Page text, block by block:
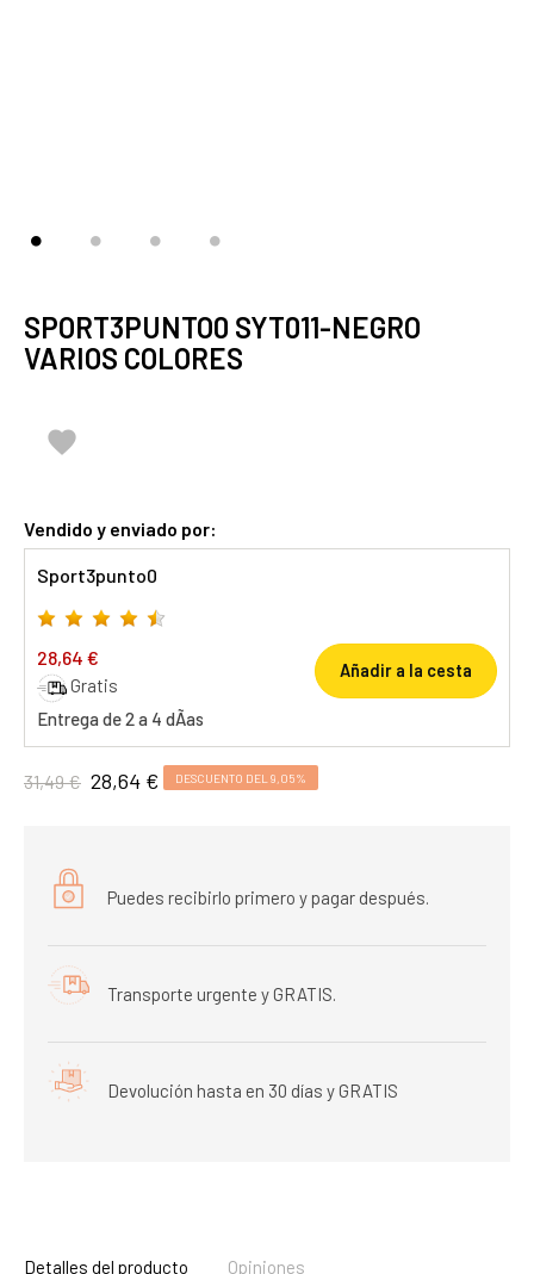
SPORT3PUNTO0 SYT011-NEGRO
VARIOS COLORES

Vendido y enviado por:
Sport3punto0
28,64 €
Gratis
Entrega de 2 a 4 dÃ­as
Añadir a la cesta
31,49 € 28,64 € DESCUENTO DEL 9,05%
Puedes recibirlo primero y pagar después.
Transporte urgente y GRATIS.
Devolución hasta en 30 días y GRATIS
Detalles del producto Opiniones